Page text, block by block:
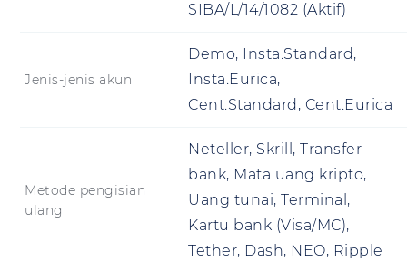
SIBA/L/14/1082 (Aktif)
Jenis-jenis akun
Demo, Insta.Standard,
Insta.Eurica,
Cent.Standard, Cent.Eurica
Metode pengisian
ulang
Neteller, Skrill, Transfer
bank, Mata uang kripto,
Uang tunai, Terminal,
Kartu bank (Visa/MC),
Tether, Dash, NEO, Ripple